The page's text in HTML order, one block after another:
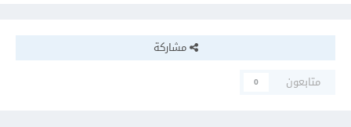
مشاركة
متابعون
0